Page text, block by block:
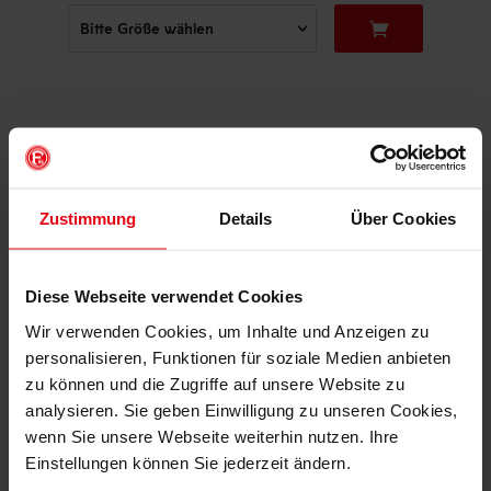
Zustimmung Details Über Cookies
Diese Webseite verwendet Cookies
Wir verwenden Cookies, um Inhalte und Anzeigen zu
personalisieren, Funktionen für soziale Medien anbieten
zu können und die Zugriffe auf unsere Website zu
analysieren. Sie geben Einwilligung zu unseren Cookies,
wenn Sie unsere Webseite weiterhin nutzen. Ihre
Einstellungen können Sie jederzeit ändern.
PERSONALISIEREN
GEFALLEN